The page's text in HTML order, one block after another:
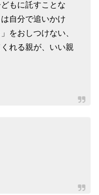
もに託すことな
自分で追いかけ
をおしつけない、
れる親が、いい親